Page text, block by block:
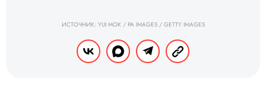
ИСТОЧНИК: YUI MOK / PA IMAGES / GETTY IMAGES